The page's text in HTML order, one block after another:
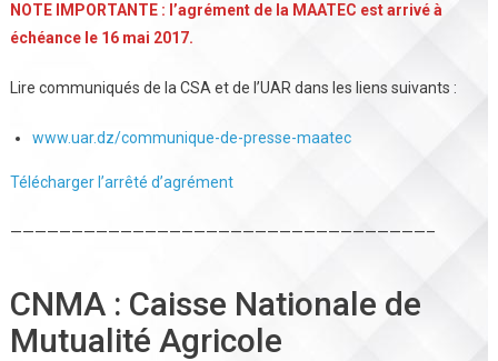
NOTE IMPORTANTE : l’agrément de la MAATEC est arrivé à
échéance le 16 mai 2017.
Lire communiqués de la CSA et de l’UAR dans les liens suivants :
www.uar.dz/communique-de-presse-maatec
Télécharger l’arrêté d’agrément
——————————————————————————————————–
CNMA : Caisse Nationale de
Mutualité Agricole